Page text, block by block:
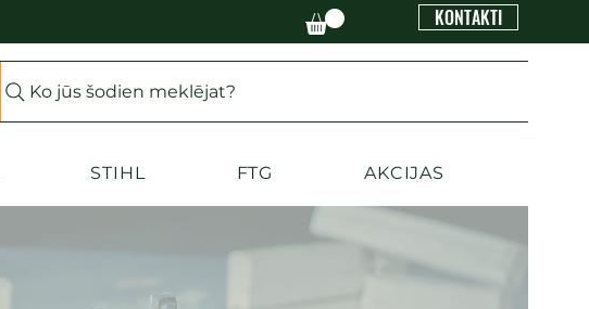
KONTAKTI
Ko jūs šodien meklējat?
STIHL FTG AKCIJAS